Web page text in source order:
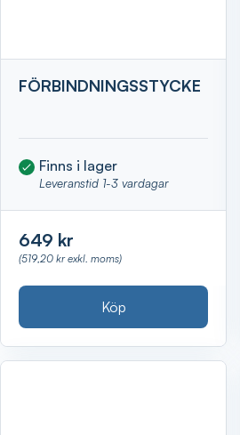
FÖRBINDNINGSSTYCKE
Finns i lager
Leveranstid 1-3 vardagar
649 kr
(519,20 kr exkl. moms)
Köp